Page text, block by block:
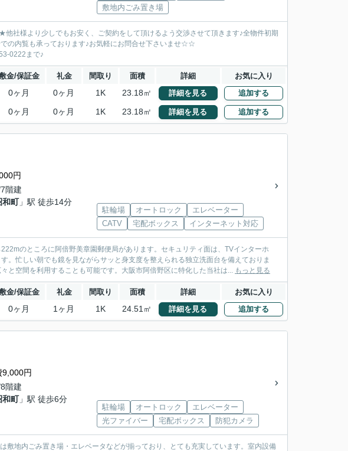
敷地内ごみ置き場
社様より少しでもお安く、ご契約をして頂けるよう交渉させて頂きます♪全物件初期
の内覧も承っております♪お気軽にお問合せ下さいませ☆☆
0222まで♪
金/保証金 礼金 間取り 面積 詳細 お気に入り
0ヶ月 0ヶ月 1K 23.18㎡ 詳細を見る 追加する
0ヶ月 0ヶ月 1K 23.18㎡ 詳細を見る 追加する
円
階建
和町」駅 徒歩14分
駐輪場 オートロック
エレベーター
CATV
宅配ボックス インターネット対応
のところに阿倍野美章園郵便局があります。セキュリティ面は、TVインターホ
。忙しい朝でも鏡を見ながらサッと身支度を整えられる独立洗面台を備えておりま
と空間を利用することも可能です。大阪市阿倍野区に特化した当社は... もっと見る
金/保証金 礼金 間取り 面積 詳細 お気に入り
0ヶ月 1ヶ月 1K 24.51㎡ 詳細を見る 追加する
円
階建
和町」駅 徒歩6分
駐輪場 オートロック
エレベーター
光ファイバー
宅配ボックス 防犯カメラ
敷地内ごみ置き場・エレベータなどが揃っており、とても充実しています。室内設備